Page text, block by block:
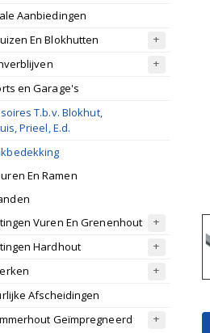
Aanbiedingen
En Blokhutten
en Garage's
T.b.v. Blokhut,
Prieel, E.d.
En Ramen
Vuren En Grenenhout
Hardhout
Afscheidingen
Geïmpregneerd